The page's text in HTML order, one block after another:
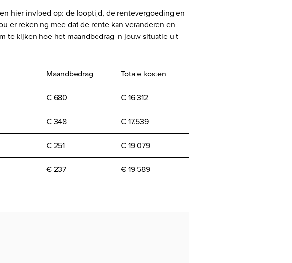
hier invloed op: de looptijd, de rentevergoeding en
er rekening mee dat de rente kan veranderen en
te kijken hoe het maandbedrag in jouw situatie uit
Maandbedrag Totale kosten
€ 680 € 16.312
€ 348 € 17.539
€ 251 € 19.079
€ 237 € 19.589